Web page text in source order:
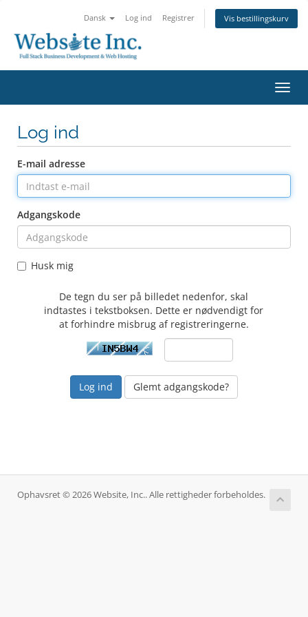
Dansk Log ind Registrer Vis bestillingskurv
Skift
Log ind
E-mail adresse
Adgangskode
Husk mig
De tegn du ser på billedet nedenfor, skal
indtastes i tekstboksen. Dette er nødvendigt for
at forhindre misbrug af registreringerne.
Glemt adgangskode?
Ophavsret © 2026 Website, Inc.. Alle rettigheder forbeholdes.